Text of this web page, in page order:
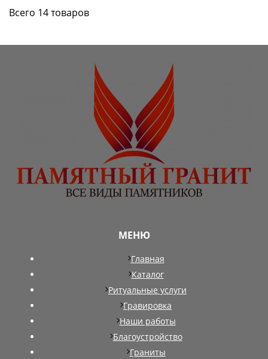
Всего 14 товаров
МЕНЮ
Главная
Каталог
Ритуальные услуги
Гравировка
Наши работы
Благоустройство
Граниты